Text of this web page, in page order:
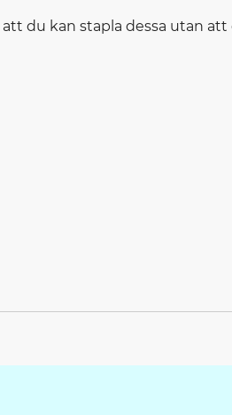
du kan stapla dessa utan